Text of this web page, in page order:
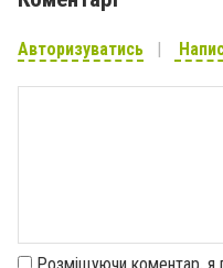
Авторизуватись